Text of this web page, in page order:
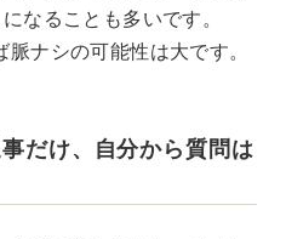
なることも多いです。
ナシの可能性は大です。
だけ、自分から質問は